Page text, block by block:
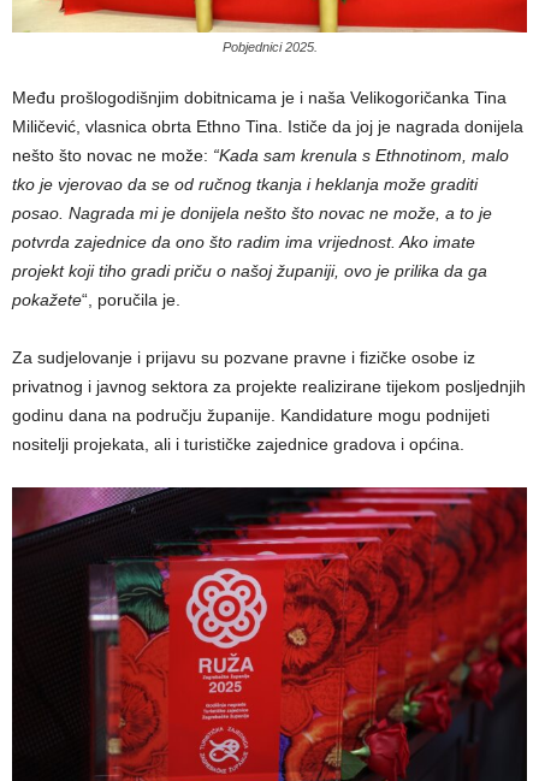
Pobjednici 2025.
Među prošlogodišnjim dobitnicama je i naša Velikogoričanka Tina
Miličević, vlasnica obrta Ethno Tina. Ističe da joj je nagrada donijela
nešto što novac ne može: “Kada sam krenula s Ethnotinom, malo
tko je vjerovao da se od ručnog tkanja i heklanja može graditi
posao. Nagrada mi je donijela nešto što novac ne može, a to je
potvrda zajednice da ono što radim ima vrijednost. Ako imate
projekt koji tiho gradi priču o našoj županiji, ovo je prilika da ga
pokažete“, poručila je.
Za sudjelovanje i prijavu su pozvane pravne i fizičke osobe iz
privatnog i javnog sektora za projekte realizirane tijekom posljednjih
godinu dana na području županije. Kandidature mogu podnijeti
nositelji projekata, ali i turističke zajednice gradova i općina.